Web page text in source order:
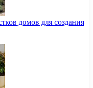
домов для создания